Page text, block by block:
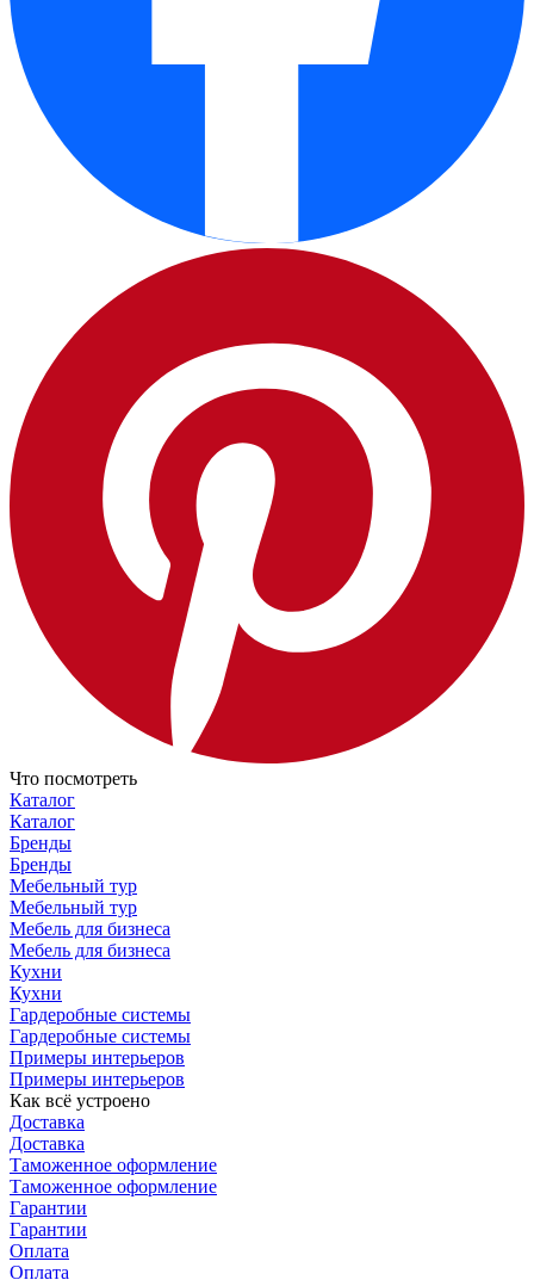
Что посмотреть
Каталог
Каталог
Бренды
Бренды
Мебельный тур
Мебельный тур
Мебель для бизнеса
Мебель для бизнеса
Кухни
Кухни
Гардеробные системы
Гардеробные системы
Примеры интерьеров
Примеры интерьеров
Как всё устроено
Доставка
Доставка
Таможенное оформление
Таможенное оформление
Гарантии
Гарантии
Оплата
Оплата